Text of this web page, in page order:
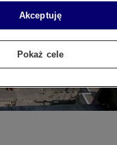
Akceptuję
Pokaż cele